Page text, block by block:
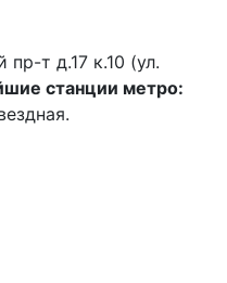
пр-т д.17 к.10 (ул.
станции метро: